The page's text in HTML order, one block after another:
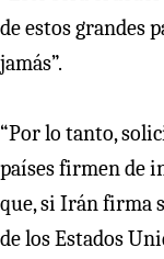
de estos grandes
jamás”.
“Por lo tanto,
países firmen de
que, si Irán firma
de los Estados